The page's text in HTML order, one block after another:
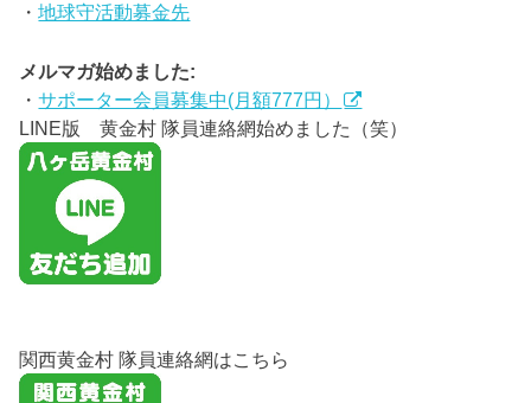
・地球守活動募金先
メルマガ始めました:
・サポーター会員募集中(月額777円）
LINE版 黄金村 隊員連絡網始めました（笑）
関西黄金村 隊員連絡網はこちら